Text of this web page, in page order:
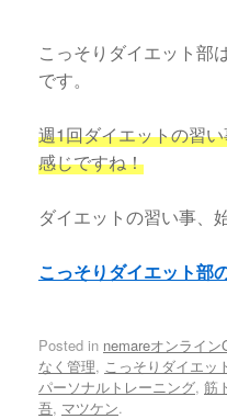
こっそりダイエット部
です。
週1回ダイエットの習
感じですね！
ダイエットの習い事、
こっそりダイエット部
Posted in nemareオンライン
なく管理, こっそりダイエッ
パーソナルトレーニング, 筋
吾, マツケン.